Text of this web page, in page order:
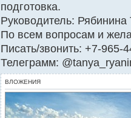
подготовка.
Руководитель: Рябинина
По всем вопросам и
Писать/звонить: +7-965-
Телеграмм:
ВЛОЖЕНИЯ